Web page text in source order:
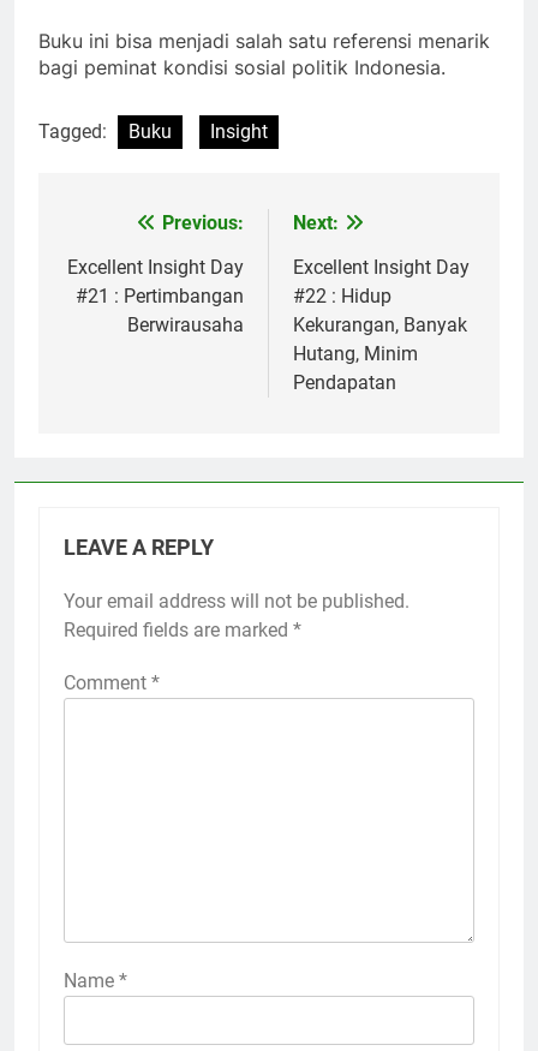
Buku ini bisa menjadi salah satu referensi menarik
bagi peminat kondisi sosial politik Indonesia.
Tagged: Buku Insight
navigation
Previous:
Excellent Insight Day
#21 : Pertimbangan
Berwirausaha
Next:
Excellent Insight Day
#22 : Hidup
Kekurangan, Banyak
Hutang, Minim
Pendapatan
LEAVE A REPLY
Your email address will not be published.
Required fields are marked *
Comment *
Name *